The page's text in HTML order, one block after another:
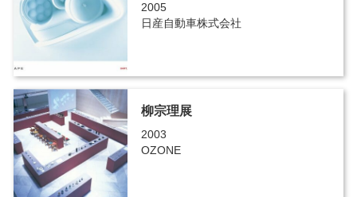
2005
日産自動車株式会社
柳宗理展
2003
OZONE